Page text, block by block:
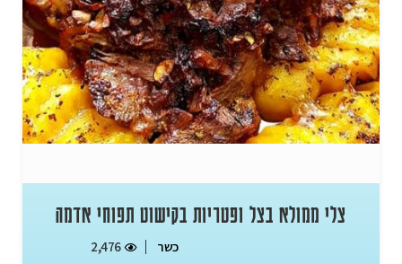
צלי ממולא בצל ופטריות בקישוט תפוחי אדמה
כשר 2,476